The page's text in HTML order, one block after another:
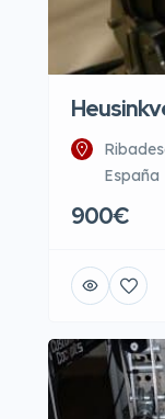
España
900€